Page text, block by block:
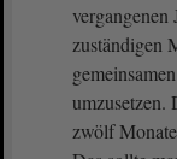
zuständigen
umzusetzen.
zwölf